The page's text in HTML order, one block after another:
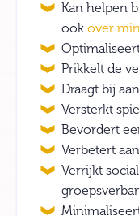
Kan helpen
ook over
Prikkelt de
Draagt bij
Versterkt
Bevordert
Verbetert
Verrijkt